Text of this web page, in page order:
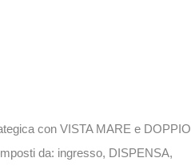
con VISTA MARE e DOPPIO
da: ingresso, DISPENSA,